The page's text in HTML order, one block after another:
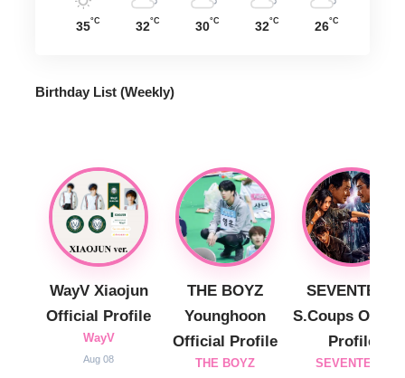
35°C 32°C 30°C 32°C 26°C
Birthday List (Weekly)
WayV Xiaojun
Official Profile
WayV
Aug 08
THE BOYZ
Younghoon
Official Profile
THE BOYZ
SEVENTEEN
S.Coups
Profile
SEVENTEEN